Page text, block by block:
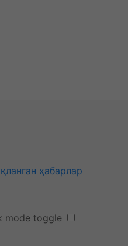
ҳабарлар
mode toggle